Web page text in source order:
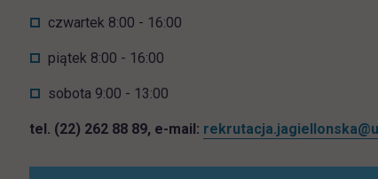
czwartek 8:00 - 16:00
piątek 8:00 - 16:00
sobota 9:00 - 13:00
tel. (22) 262 88 89, e-mail: